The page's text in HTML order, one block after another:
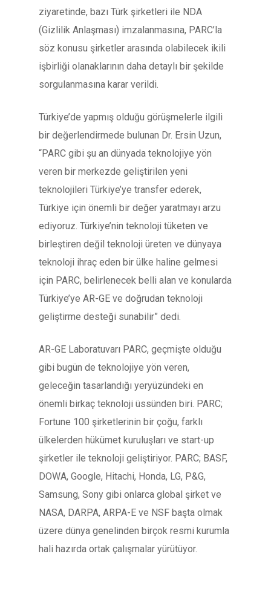
ziyaretinde, bazı Türk şirketleri ile NDA
(Gizlilik Anlaşması) imzalanmasına, PARC’la
söz konusu şirketler arasında olabilecek ikili
işbirliği olanaklarının daha detaylı bir şekilde
sorgulanmasına karar verildi.
Türkiye’de yapmış olduğu görüşmelerle ilgili
bir değerlendirmede bulunan Dr. Ersin Uzun,
“PARC gibi şu an dünyada teknolojiye yön
veren bir merkezde geliştirilen yeni
teknolojileri Türkiye’ye transfer ederek,
Türkiye için önemli bir değer yaratmayı arzu
ediyoruz. Türkiye’nin teknoloji tüketen ve
birleştiren değil teknoloji üreten ve dünyaya
teknoloji ihraç eden bir ülke haline gelmesi
için PARC, belirlenecek belli alan ve konularda
Türkiye’ye AR-GE ve doğrudan teknoloji
geliştirme desteği sunabilir” dedi.
AR-GE Laboratuvarı PARC, geçmişte olduğu
gibi bugün de teknolojiye yön veren,
geleceğin tasarlandığı yeryüzündeki en
önemli birkaç teknoloji üssünden biri. PARC;
Fortune 100 şirketlerinin bir çoğu, farklı
ülkelerden hükümet kuruluşları ve start-up
şirketler ile teknoloji geliştiriyor. PARC; BASF,
DOWA, Google, Hitachi, Honda, LG, P&G,
Samsung, Sony gibi onlarca global şirket ve
NASA, DARPA, ARPA-E ve NSF başta olmak
üzere dünya genelinden birçok resmi kurumla
hali hazırda ortak çalışmalar yürütüyor.